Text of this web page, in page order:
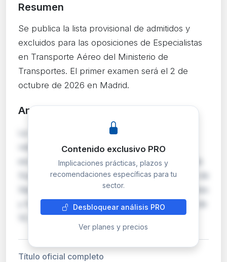
Resumen
Se publica la lista provisional de admitidos y
excluidos para las oposiciones de Especialistas
en Transporte Aéreo del Ministerio de
Transportes. El primer examen será el 2 de
octubre de 2026 en Madrid.
Análisis detallado
La Subsecretaría de Transportes publica la
relación provisional de aspirantes admitidos y
excluidos para el proceso selectivo de la Escala
Superior de Especialistas en las especialidades de
Seguridad en el Transporte Aéreo y Operaciones
y Navegación Aéreas. Los excluidos disponen de
10 días hábiles desde el 8 de julio …
Contenido exclusivo PRO
Implicaciones prácticas, plazos y
recomendaciones específicas para tu
sector.
Desbloquear análisis PRO
Ver planes y precios
Título oficial completo